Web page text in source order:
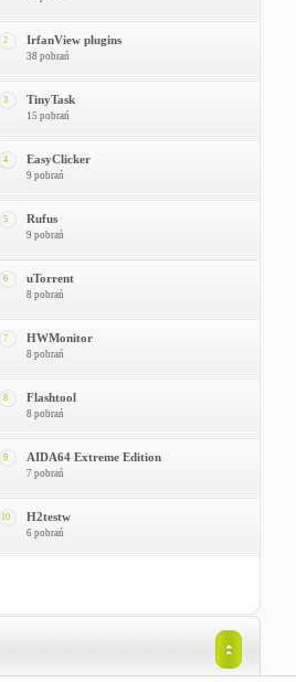
2 IrfanView plugins
38 pobrań
3 TinyTask
15 pobrań
4 EasyClicker
9 pobrań
5 Rufus
9 pobrań
6 uTorrent
8 pobrań
7 HWMonitor
8 pobrań
8 Flashtool
8 pobrań
9 AIDA64 Extreme Edition
7 pobrań
10 H2testw
6 pobrań